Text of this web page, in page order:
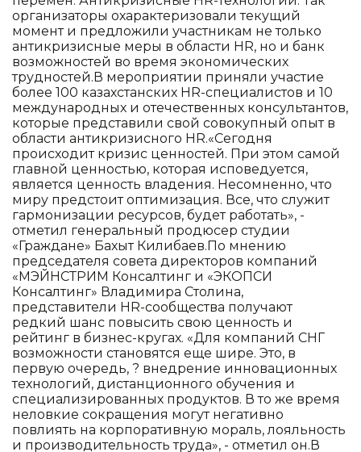
организаторы охарактеризовали текущий
момент и предложили участникам не только
антикризисные меры в области HR, но и банк
возможностей во время экономических
трудностей.В мероприятии приняли участие
более 100 казахстанских HR-специалистов и 10
международных и отечественных консультантов,
которые представили свой совокупный опыт в
области антикризисного HR.«Сегодня
происходит кризис ценностей. При этом самой
главной ценностью, которая исповедуется,
является ценность владения. Несомненно, что
миру предстоит оптимизация. Все, что служит
гармонизации ресурсов, будет работать», -
отметил генеральный продюсер студии
«Граждане» Бахыт Килибаев.По мнению
председателя совета директоров компаний
«МЭЙНСТРИМ Консалтинг и «ЭКОПСИ
Консалтинг» Владимира Столина,
представители HR-сообщества получают
редкий шанс повысить свою ценность и
рейтинг в бизнес-кругах. «Для компаний СНГ
возможности становятся еще шире. Это, в
первую очередь, ? внедрение инновационных
технологий, дистанционного обучения и
специализированных продуктов. В то же время
неловкие сокращения могут негативно
повлиять на корпоративную мораль, лояльность
и производительность труда», - отметил он.В